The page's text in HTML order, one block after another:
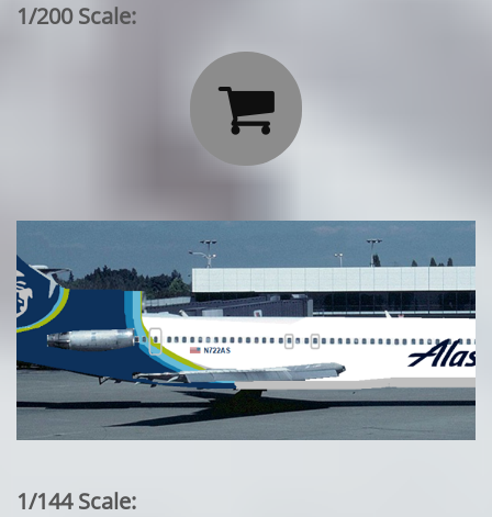
1/200 Scale:

1/144 Scale: